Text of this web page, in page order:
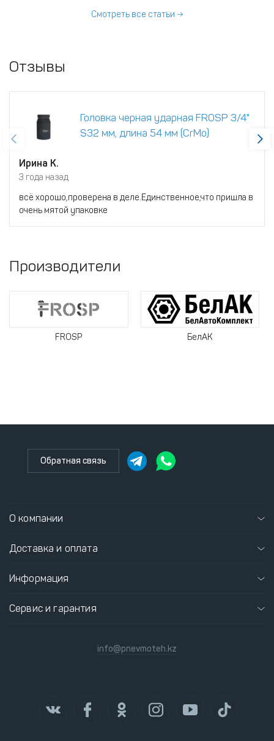
Смотреть все статьи →
Отзывы
Головка черная ударная FROSP 3/4"
S32 мм, длина 54 мм (CrMo)
Ирина К.
3 года назад
всё хорошо,проверена в деле.Единственное,что пришла в
очень мятой упаковке
Производители
FROSP БелАК
Обратная связь
О компании
Доставка и оплата
Информация
Сервис и гарантия
info@pnevmoteh.kz